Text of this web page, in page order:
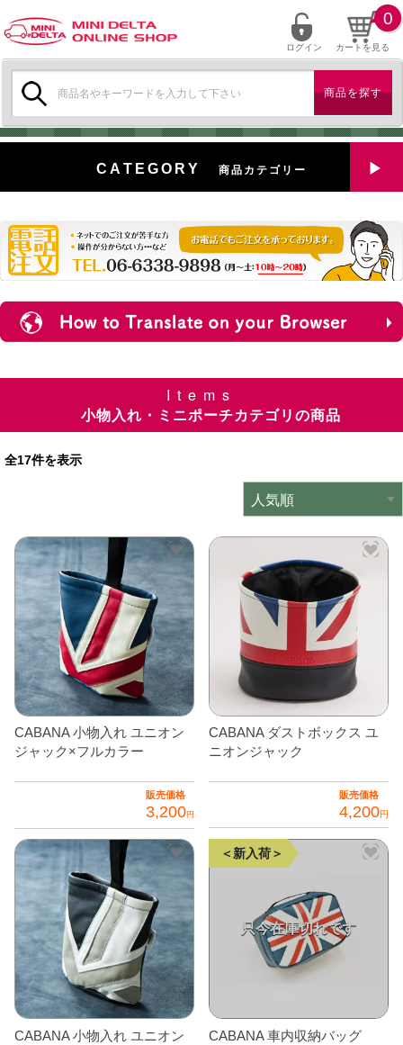
ログイン カートを見る
0
索:
CATEGORY 商品カテゴリー
特選中古車
対象商品
新入荷
ミニデルタ特選パーツ
ミニデルタオリジナルパーツ
インテリア
＋
＋
エレクトリック
エンジン
サスペンション・ブレーキ
タイヤ・ホイール
＋
レーシングパーツ
メンテナンス・工具ツール
在庫処分品
＋
グッズ
CABANA(カバナ)
お得なセット商品
チームマルヤマ
デルタ秘蔵のレーシングコレクション
パーツ種別から選ぶ
Items
小物入れ・ミニポーチカテゴリの商品
全17件を表示
CABANA 小物入れ ユニオン
ジャック×フルカラー
販売価格
3,200円
CABANA ダストボックス ユ
ニオンジャック
販売価格
4,200円
こ
の
の
CABANA 小物入れ ユニオン
＜新入荷＞
CABANA 車内収納バッグ